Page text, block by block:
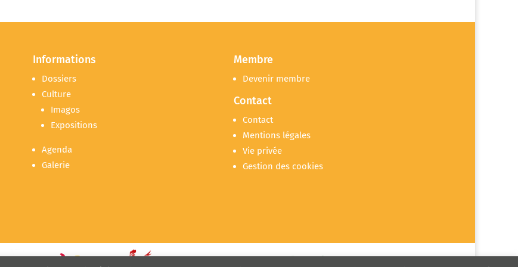
Informations
Dossiers
Culture
Imagos
Expositions
Agenda
Galerie
Membre
Devenir membre
Contact
Contact
Mentions légales
Vie privée
Gestion des cookies